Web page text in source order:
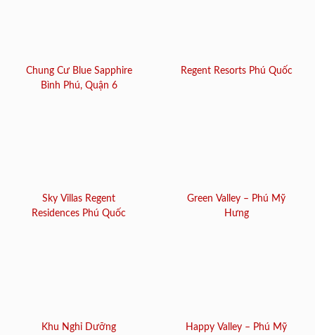
Chung Cư Blue Sapphire
Bình Phú, Quận 6
Regent Resorts Phú Quốc
Sky Villas Regent
Residences Phú Quốc
Green Valley – Phú Mỹ
Hưng
Khu Nghỉ Dưỡng
Happy Valley – Phú Mỹ